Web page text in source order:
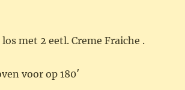
met 2 eetl. Creme Fraiche .
voor op 180′